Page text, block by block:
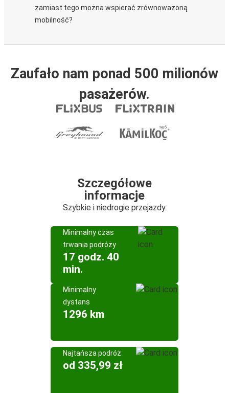
zamiast tego można wspierać zrównoważoną
mobilność?
Zaufało nam ponad 500 milionów
pasażerów.
Szczegółowe
informacje
Szybkie i niedrogie przejazdy.
Minimalny czas
trwania podróży
17 godz. 40
min.
Minimalny
dystans
1296 km
Najtańsza podróż
od 335,99 zł